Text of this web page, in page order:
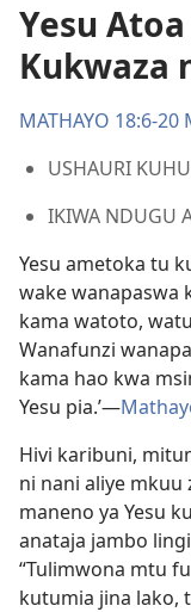
Yesu
Kukwaza
MATHAYO 18:6-20
USHAURI
IKIWA NDUGU
Yesu ametoka tu
wake wanapaswa
kama watoto,
Wanafunzi
kama hao kwa
Yesu pia.’—
Hivi karibuni,
ni nani aliye mkuu
maneno ya Yesu
anataja jambo
“Tulimwona mtu
kutumia jina lako,